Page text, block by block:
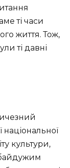
ті часи
життя. Тож,
ті давні
культури,